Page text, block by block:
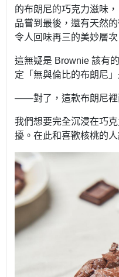
的布朗尼的巧克力滋味
品嘗到最後，還有天然
令人回味再三的美妙層次
這無疑是 Brownie 該有
定「無與倫比的布朗尼
——對了，這款布朗尼裡
我們想要完全沉浸在巧
擾。在此和喜歡核桃的人